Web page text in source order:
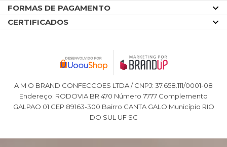
FORMAS DE PAGAMENTO
CERTIFICADOS
A M O BRAND CONFECCOES LTDA / CNPJ: 37.658.111/0001-08
Endereço: RODOVIA BR 470 Número 7777 Complemento
GALPAO 01 CEP 89163-300 Bairro CANTA GALO Município RIO
DO SUL UF SC